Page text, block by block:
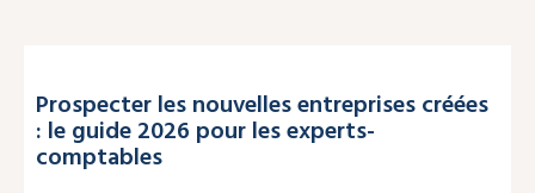
Prospecter les nouvelles entreprises créées
: le guide 2026 pour les experts-
comptables